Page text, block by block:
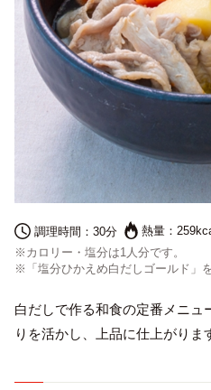
企業情報
お客様窓口
調理時間： 30分 熱量：
※カロリー・塩分は1人分です。
※「塩分ひかえめ白だしゴールド」
白だしで作る和食の定番メニュ
りを活かし、上品に仕上がりま